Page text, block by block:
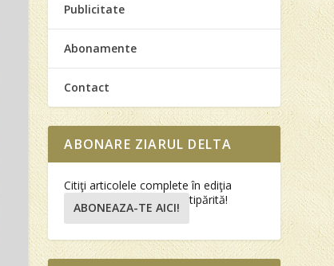
Publicitate
Abonamente
Contact
ABONARE ZIARUL DELTA
Citiţi articolele complete în ediţia
tipărită!
ABONEAZA-TE AICI!